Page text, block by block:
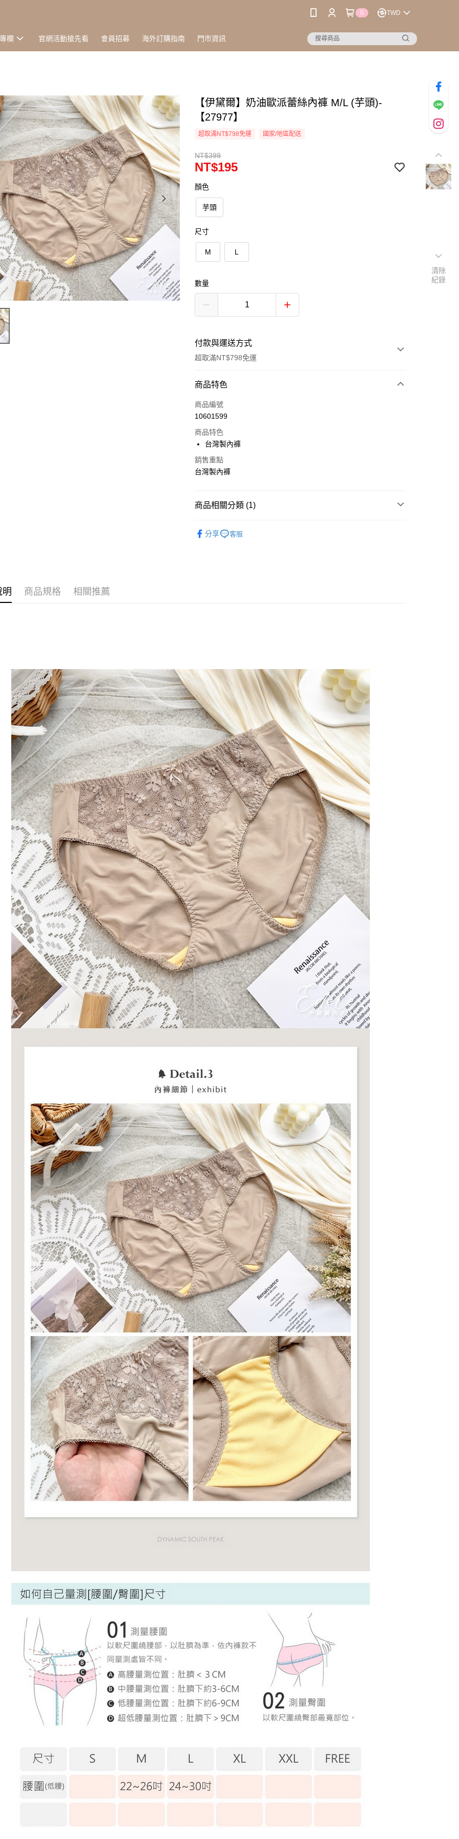
0 TWD
欄 官網活動搶先看 會員招募 海外訂購指南 門市資訊
【伊黛爾】奶油歐派蕾絲內褲 M/L (芋頭)-
【27977】
超取滿NT$798免運 國家/地區配送
NT$399
NT$195
顏色
芋頭
尺寸
M L
數量
付款與運送方式
超取滿NT$798免運
付款方式
信用卡一次付款
LINE Pay
Apple Pay
貨到付款
每筆NT$70，滿NT$799(含以上)免運費
付款後萊爾富取貨
每筆NT$70，滿NT$799(含以上)免運費
7-11取貨付款
每筆NT$70，滿NT$798(含以上)免運費
付款後7-11取貨
每筆NT$70，滿NT$799(含以上)免運費
宅配
每筆NT$70，滿NT$799(含以上)免運費
離島宅配
每筆NT$100
貨到付款
每筆NT$110，滿NT$1,000(含以上)免運費
國際配送
商品特色
商品編號
10601599
商品特色
台灣製內褲
銷售重點
台灣製內褲
商品相關分類 (1)
分享
客服
明 商品規格 相關推薦
清除
紀錄